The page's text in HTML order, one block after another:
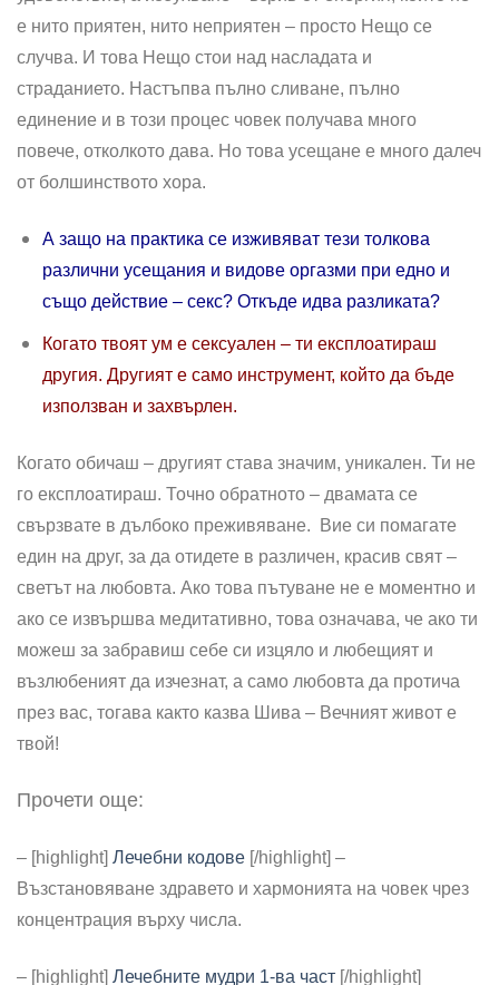
е нито приятен, нито неприятен – просто Нещо се
случва. И това Нещо стои над насладата и
страданието. Настъпва пълно сливане, пълно
единение и в този процес човек получава много
повече, отколкото дава. Но това усещане е много далеч
от болшинството хора.
А защо на практика се изживяват тези толкова
различни усещания и видове оргазми при едно и
също действие – секс? Откъде идва разликата?
Когато твоят ум е сексуален – ти експлоатираш
другия. Другият е само инструмент, който да бъде
използван и захвърлен.
Когато обичаш – другият става значим, уникален. Ти не
го експлоатираш. Точно обратното – двамата се
свързвате в дълбоко преживяване. Вие си помагате
един на друг, за да отидете в различен, красив свят –
светът на любовта. Ако това пътуване не е моментно и
ако се извършва медитативно, това означава, че ако ти
можеш за забравиш себе си изцяло и любещият и
възлюбеният да изчезнат, а само любовта да протича
през вас, тогава както казва Шива – Вечният живот е
твой!
Прочети още:
– [highlight] Лечебни кодове [/highlight] –
Възстановяване здравето и хармонията на човек чрез
концентрация върху числа.
– [highlight] Лечебните мудри 1-ва част [/highlight]